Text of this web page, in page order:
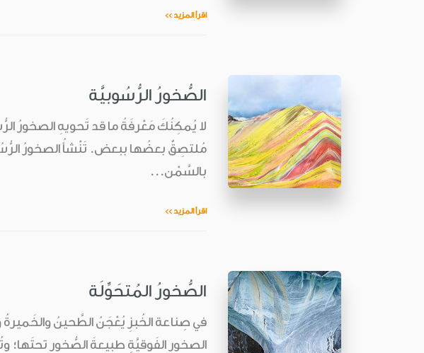
اقرأ المزيد >>
الصُّخورُ الرُّسُوبيَّة
لا يُمكِنُكَ مَعْرفَةُ ما قد تَحويهِ الصخورُ
مُلتصِقٌ بعضُها ببعض. تَنْشأُ الصخورُ
بالسَّمْن...
اقرأ المزيد >>
الصُّخورُ المُتحَوِّلَة
في صِناعة الخُبزِ يُعْجَنُ الطَّحينُ
الصخورِ الفَوقيَّةِ طبيعةَ الصُّخور تحتَها؛